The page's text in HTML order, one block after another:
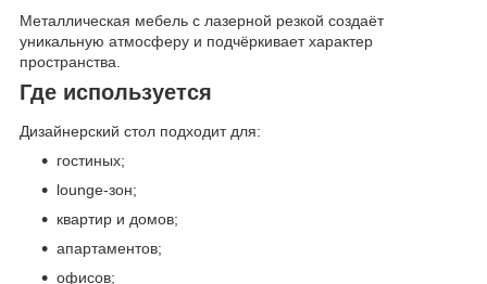
Металлическая мебель с лазерной резкой создаёт
уникальную атмосферу и подчёркивает характер
пространства.
Где используется
Дизайнерский стол подходит для:
гостиных;
lounge-зон;
квартир и домов;
апартаментов;
офисов;